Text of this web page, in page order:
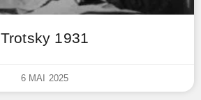
Trotsky 1931
6 MAI 2025